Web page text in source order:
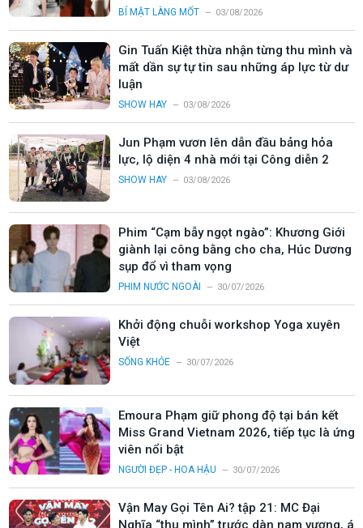
BÍ MẬT LÀNG MỐT 03/08/2026
Gin Tuấn Kiệt thừa nhận từng thu mình và
mất dần sự tự tin sau những áp lực từ dư
luận
SHOW HAY 03/08/2026
Jun Phạm vươn lên dẫn đầu bảng hỏa
lực, lộ diện 4 nhà mới tại Công diễn 2
SHOW HAY 03/08/2026
Phim “Cạm bẫy ngọt ngào”: Khương Giới
giành lại công bằng cho cha, Húc Dương
sụp đổ vì tham vọng
PHIM NƯỚC NGOÀI 30/07/2026
Khởi động chuỗi workshop Yoga xuyên
Việt
SỐNG KHỎE 30/07/2026
Emoura Phạm giữ phong độ tại bán kết
Miss Grand Vietnam 2026, tiếp tục là ứng
viên nổi bật
NGƯỜI ĐẸP - HOA HẬU 30/07/2026
Vận May Gọi Tên Ai? tập 21: MC Đại
Nghĩa “thu mình” trước dàn nam vương, á